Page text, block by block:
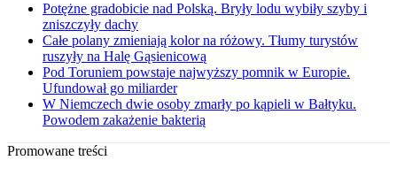
Potężne gradobicie nad Polską. Bryły lodu wybiły szyby i
zniszczyły dachy
Całe polany zmieniają kolor na różowy. Tłumy turystów
ruszyły na Halę Gąsienicową
Pod Toruniem powstaje najwyższy pomnik w Europie.
Ufundował go miliarder
W Niemczech dwie osoby zmarły po kąpieli w Bałtyku.
Powodem zakażenie bakterią
Promowane treści